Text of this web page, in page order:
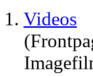
1. Videos